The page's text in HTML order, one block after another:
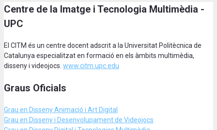
Centre de la Imatge i Tecnologia Multimèdia -
UPC
El CITM és un centre docent adscrit a la Universitat Politècnica de
Catalunya especialitzat en formació en els àmbits multimèdia,
disseny i videojocs. www.citm.upc.edu
Graus Oficials
Grau en Disseny Animació i Art Digital
Grau en Disseny i Desenvolupament de Videojocs